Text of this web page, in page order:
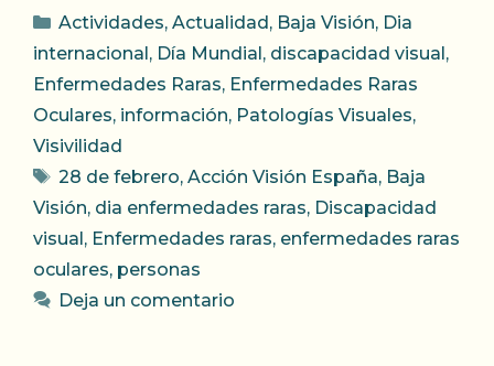
Categorías
Actividades, Actualidad , Baja Visión, Dia
internacional , Día Mundial , discapacidad visual ,
Enfermedades Raras, Enfermedades Raras
Oculares, información, Patologías Visuales,
Visivilidad
Etiquetas
28 de febrero, Acción Visión España, Baja
Visión, dia enfermedades raras, Discapacidad
visual , Enfermedades raras, enfermedades raras
oculares, personas
Deja un comentario